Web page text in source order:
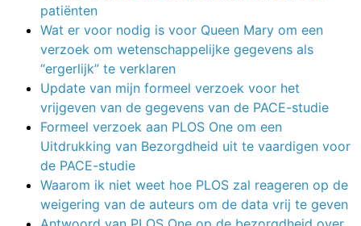
patiënten
Wat er voor nodig is voor Queen Mary om een
verzoek om wetenschappelijke gegevens als
“ergerlijk” te verklaren
Update van mijn formeel verzoek voor het
vrijgeven van de gegevens van de PACE-studie
Formeel verzoek aan PLOS One om een
Uitdrukking van Bezorgdheid uit te vaardigen voor
de PACE-studie
Waarom ik niet weet hoe PLOS zal reageren op de
weigering van de auteurs om de data vrij te geven